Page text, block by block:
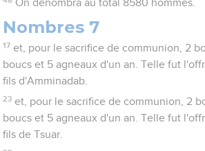
On dénombra au total 8580 hommes.
Nombres 7
17 et, pour le sacrifice de communion, 2
boucs et 5 agneaux d'un an. Telle fut
fils d'Amminadab.
23 et, pour le sacrifice de communion, 2
boucs et 5 agneaux d'un an. Telle fut
fils de Tsuar.